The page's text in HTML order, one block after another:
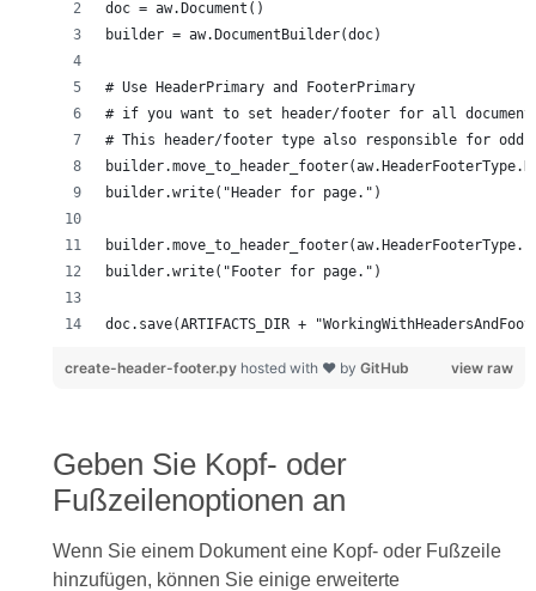
# Use HeaderPrimary and FooterPrimary
doc.save(ARTIFACTS_DIR +
view raw
create-header-footer.py hosted with ❤ by GitHub
Geben Sie Kopf- oder
Fußzeilenoptionen an
Wenn Sie einem Dokument eine Kopf- oder Fußzeile
hinzufügen, können Sie einige erweiterte